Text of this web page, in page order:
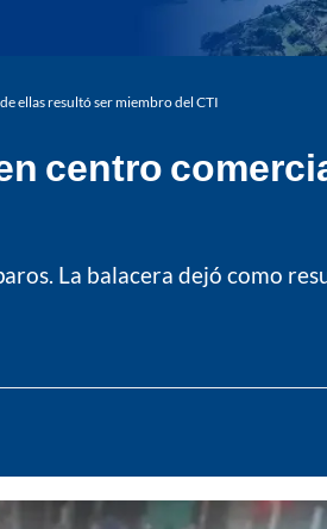
ellas resultó ser miembro del CTI
centro
La balacera dejó como